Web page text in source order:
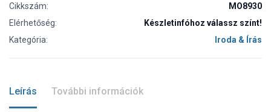
Cikkszám:
MO8930
Elérhetőség:
Készletinfóhoz válassz színt!
Kategória:
Iroda & Írás
Leírás További információk